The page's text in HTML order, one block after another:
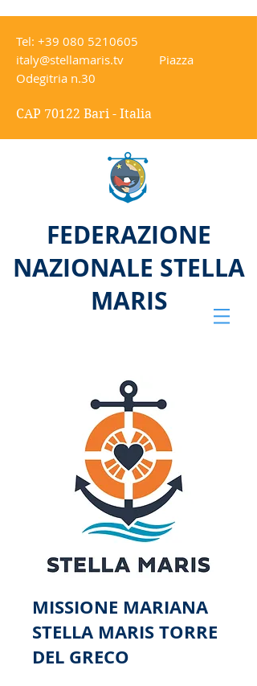
Tel: +39 080 5210605
italy@stellamaris.tv Piazza
Odegitria n.30
CAP 70122 Bari - Italia
FEDERAZIONE
NAZIONALE STELLA
MARIS
MISSIONE MARIANA
STELLA MARIS TORRE
DEL GRECO